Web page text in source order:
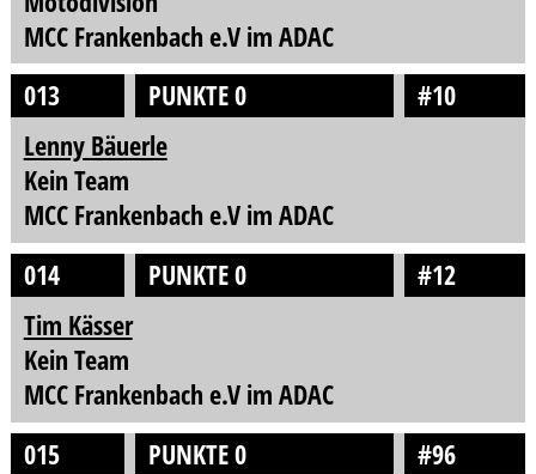
MCC Frankenbach e.V im ADAC
013
PUNKTE 0
#10
Lenny Bäuerle
Kein Team
MCC Frankenbach e.V im ADAC
014
PUNKTE 0
#12
Tim Kässer
Kein Team
MCC Frankenbach e.V im ADAC
015
PUNKTE 0
#96